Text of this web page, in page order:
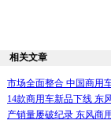
相关文章
市场全面整合 中国商用
14款商用车新品下线 东
产销量屡破纪录 东风商